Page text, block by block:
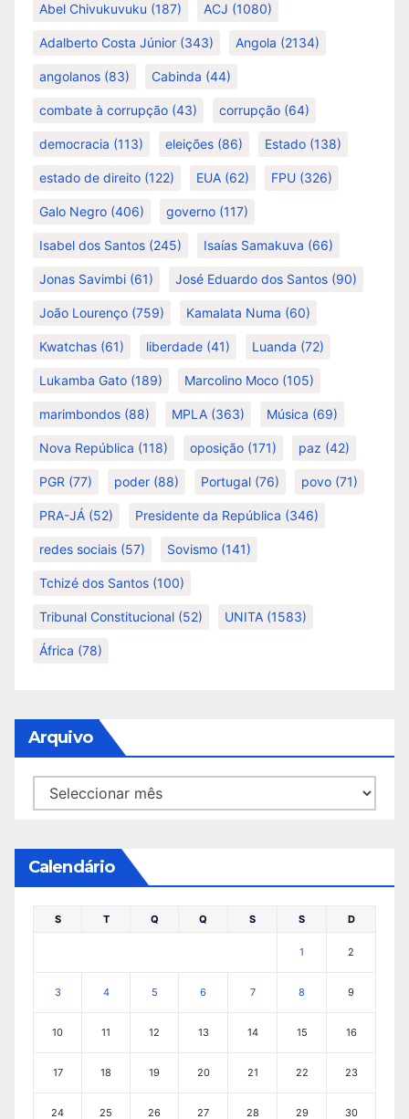
Abel Chivukuvuku (187) ACJ (1080)
Adalberto Costa Júnior (343) Angola (2134)
angolanos (83) Cabinda (44)
combate à corrupção (43) corrupção (64)
democracia (113) eleições (86) Estado (138)
estado de direito (122) EUA (62) FPU (326)
Galo Negro (406) governo (117)
Isabel dos Santos (245) Isaías Samakuva (66)
Jonas Savimbi (61) José Eduardo dos Santos (90)
João Lourenço (759) Kamalata Numa (60)
Kwatchas (61) liberdade (41) Luanda (72)
Lukamba Gato (189) Marcolino Moco (105)
marimbondos (88) MPLA (363) Música (69)
Nova República (118) oposição (171) paz (42)
PGR (77) poder (88) Portugal (76) povo (71)
PRA-JÁ (52) Presidente da República (346)
redes sociais (57) Sovismo (141)
Tchizé dos Santos (100)
Tribunal Constitucional (52) UNITA (1583)
África (78)
Arquivo
Arquivo
Calendário
S T Q Q S S D
1 2
3 4 5 6 7 8 9
10 11 12 13 14 15 16
17 18 19 20 21 22 23
24 25 26 27 28 29 30